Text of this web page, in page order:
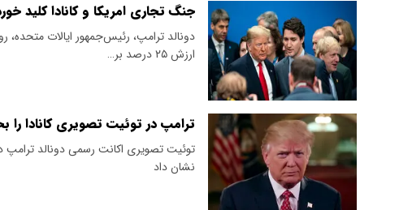
جنگ تجاری امریکا و کانادا کلید
دونالد ترامپ، رئیس‌جمهور ایالات متحده،
ارزش ۲۵ درصد بر…
ترامپ در توئیت تصویری کانادا را
توئیت تصویری اکانت رسمی دونالد ترامپ
نشان داد